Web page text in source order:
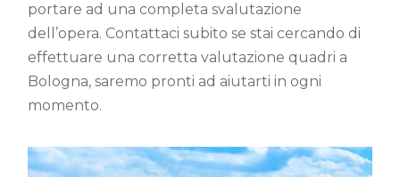
portare ad una completa svalutazione
dell’opera. Contattaci subito se stai cercando di
effettuare una corretta valutazione quadri a
Bologna, saremo pronti ad aiutarti in ogni
momento.